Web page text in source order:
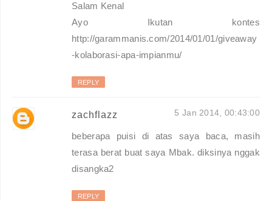
Salam Kenal
Ayo Ikutan kontes
http://garammanis.com/2014/01/01/giveaway
-kolaborasi-apa-impianmu/
REPLY
zachflazz 5 Jan 2014, 00:43:00
beberapa puisi di atas saya baca, masih
terasa berat buat saya Mbak. diksinya nggak
disangka2
REPLY